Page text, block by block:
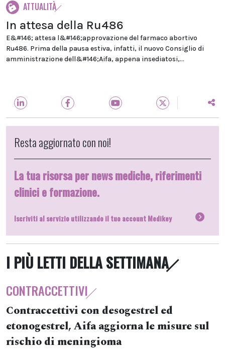
ATTUALITÀ
In attesa della Ru486
E&#146; attesa l&#146;approvazione del farmaco abortivo
Ru486. Prima della pausa estiva, infatti, il nuovo Consiglio di
amministrazione dell&#146;Aifa, appena insediatosi,...
Resta aggiornato con noi!
La tua risorsa per news mediche, riferimenti
clinici e formazione.
Iscriviti al servizio utilizzando il tuo account Medikey
I PIÙ LETTI DELLA SETTIMANA
CONTRACCETTIVI
Contraccettivi con desogestrel ed
etonogestrel, Aifa aggiorna le misure sul
rischio di meningioma